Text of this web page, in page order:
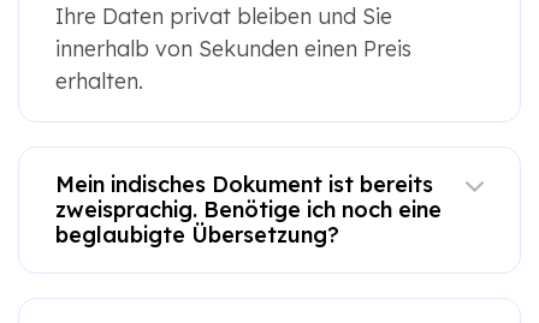
Ihre Daten privat bleiben und Sie
innerhalb von Sekunden einen Preis
erhalten.
Mein indisches Dokument ist bereits
zweisprachig. Benötige ich noch eine
beglaubigte Übersetzung?